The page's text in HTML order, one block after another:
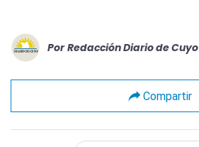
Por Redacción Diario de Cuyo
Compartir